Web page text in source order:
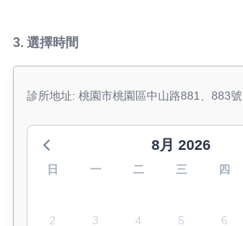
3. 選擇時間
診所地址: 桃園市桃園區中山路881、883號
8月 2026
日 一 二 三 四
2
3 4 5 6